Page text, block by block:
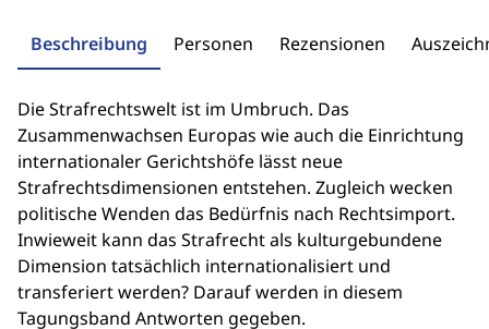
Beschreibung Personen Rezensionen
Die Strafrechtswelt ist im Umbruch. Das
Zusammenwachsen Europas wie auch die Einrichtung
internationaler Gerichtshöfe lässt neue
Strafrechtsdimensionen entstehen. Zugleich wecken
politische Wenden das Bedürfnis nach Rechtsimport.
Inwieweit kann das Strafrecht als kulturgebundene
Dimension tatsächlich internationalisiert und
transferiert werden? Darauf werden in diesem
Tagungsband Antworten gegeben.